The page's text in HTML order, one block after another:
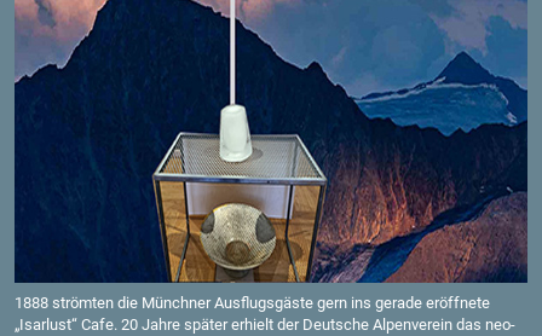
1888 ström­ten die Münch­ner Aus­flugs­gäs­te gern ins ge­ra­de er­öff­ne­te
„Isar­lust“ Cafe. 20 Jahre spä­ter er­hielt der Deut­sche Al­pen­ver­ein das neo­